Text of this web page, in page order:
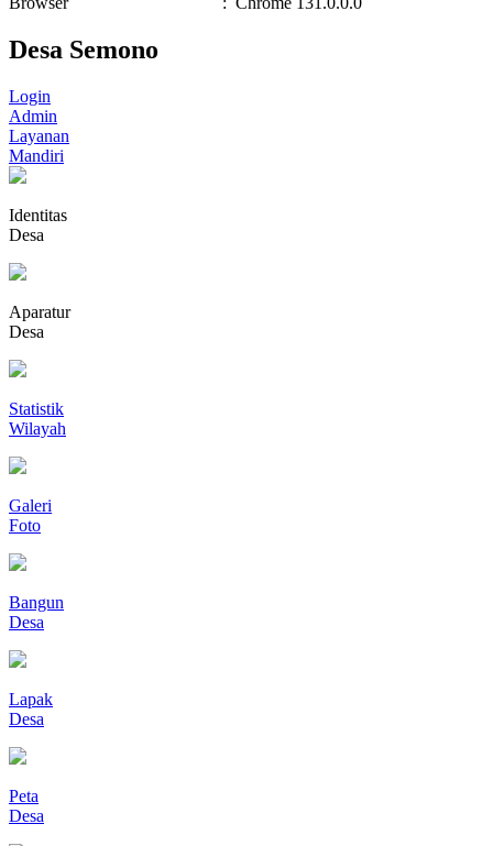
Desa Semono
Login
Admin
Layanan
Mandiri
Identitas
Desa
Aparatur
Desa
Statistik
Wilayah
Galeri
Foto
Bangun
Desa
Lapak
Desa
Peta
Desa